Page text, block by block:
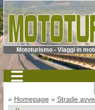
Mototurismo - Viaggi in
» Homepage » Strade